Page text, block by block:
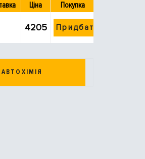
Ціна Покупка
4205 Придбати
АВТОХІМІЯ